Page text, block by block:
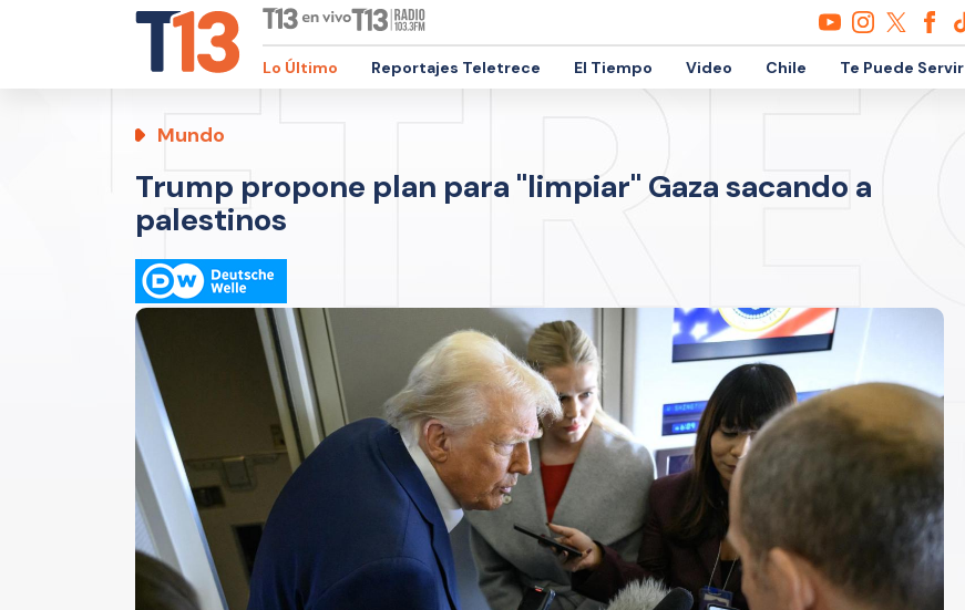
Lo Último Reportajes Teletrece El Tiempo Video Chile Te Puede Servir
Mundo
Trump propone plan para "limpiar" Gaza sacando a
palestinos